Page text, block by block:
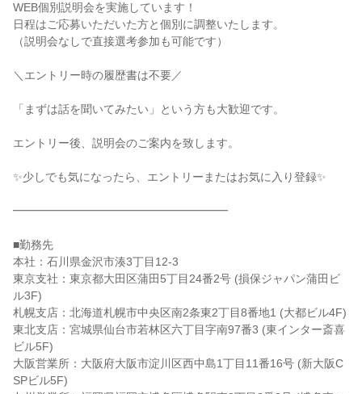
WEB個別説明会を実施しています！
日程はご応募いただいた方と個別に調整いたします。
（説明会なしで直接選考参加も可能です）
＼エントリー時の履歴書は不要／
「まずは話を聞いてみたい」という方も大歓迎です。
エントリー後、説明会のご案内を致します。
✨少しでも気になったら、エントリーまたはお気に入り登録✨
━━━━━━━━━━━━━━━━━━━
■勤務先
本社：石川県金沢市湊3丁目12-3
東京支社：東京都大田区蒲田5丁目24番2号 (損保ジャパン蒲田ビ
ル3F)
札幌支店：北海道札幌市中央区南2条東2丁目8番地1 (大都ビル4F)
東北支店：宮城県仙台市若林区六丁目字南97番3 (東インター斎喜
ビル5F)
大阪営業所：大阪府大阪市淀川区西中島1丁目11番16号 (新大阪C
SPビル5F)